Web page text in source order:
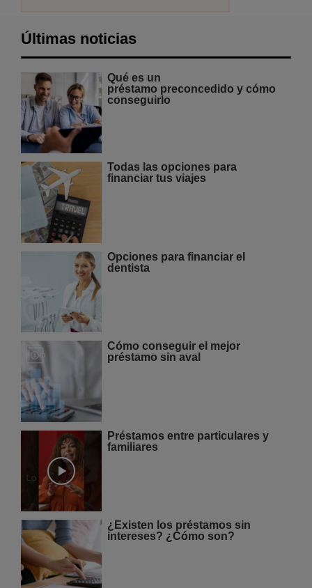
Últimas noticias
Qué es un
préstamo preconcedido y cómo
conseguirlo
Todas las opciones para
financiar tus viajes
Opciones para financiar el
dentista
Cómo conseguir el mejor
préstamo sin aval
Préstamos entre particulares y
familiares
¿Existen los préstamos sin
intereses? ¿Cómo son?